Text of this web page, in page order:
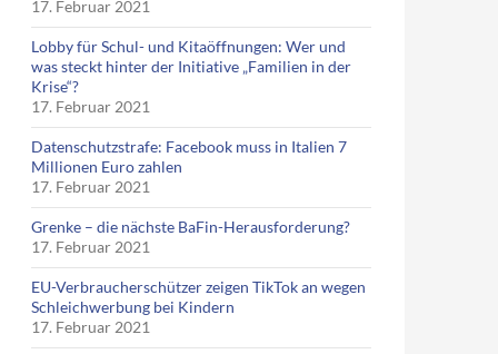
17. Februar 2021
Lobby für Schul- und Kitaöffnungen: Wer und
was steckt hinter der Initiative „Familien in der
Krise“?
17. Februar 2021
Datenschutzstrafe: Facebook muss in Italien 7
Millionen Euro zahlen
17. Februar 2021
Grenke – die nächste BaFin-Herausforderung?
17. Februar 2021
EU-Verbraucherschützer zeigen TikTok an wegen
Schleichwerbung bei Kindern
17. Februar 2021